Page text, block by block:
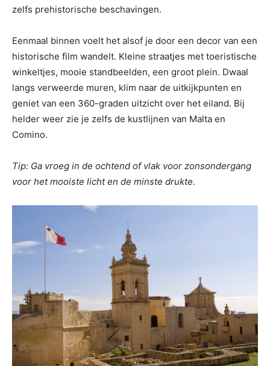
zelfs prehistorische beschavingen.
Eenmaal binnen voelt het alsof je door een decor van een
historische film wandelt. Kleine straatjes met toeristische
winkeltjes, mooie standbeelden, een groot plein. Dwaal
langs verweerde muren, klim naar de uitkijkpunten en
geniet van een 360-graden uitzicht over het eiland. Bij
helder weer zie je zelfs de kustlijnen van Malta en
Comino.
Tip: Ga vroeg in de ochtend of vlak voor zonsondergang
voor het mooiste licht en de minste drukte.